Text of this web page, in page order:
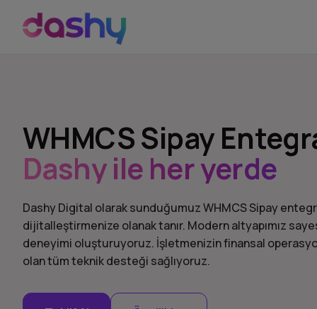
WHMCS Sipay
Dashy ile her yerde
Dashy Digital olarak sunduğumuz WHMCS Sipay
dijitalleştirmenize olanak tanır. Modern altyapımız
deneyimi oluşturuyoruz. İşletmenizin finansal
olan tüm teknik desteği sağlıyoruz.